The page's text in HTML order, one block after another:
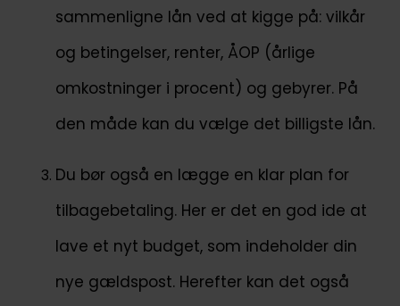
sammenligne lån ved at kigge på: vilkår
og betingelser, renter, ÅOP (årlige
omkostninger i procent) og gebyrer. På
den måde kan du vælge det billigste lån.
Du bør også en lægge en klar plan for
tilbagebetaling. Her er det en god ide at
lave et nyt budget, som indeholder din
nye gældspost. Herefter kan det også